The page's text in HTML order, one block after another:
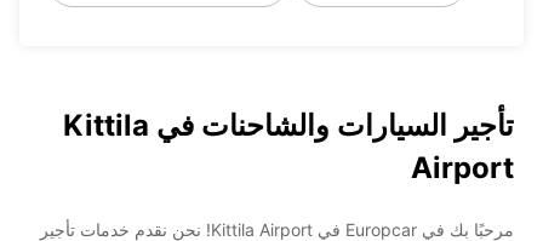
تأجير السيارات والشاحنات في Kittila
Airport
مرحبًا بك في Europcar في Kittila Airport! نحن نقدم خدمات تأجير